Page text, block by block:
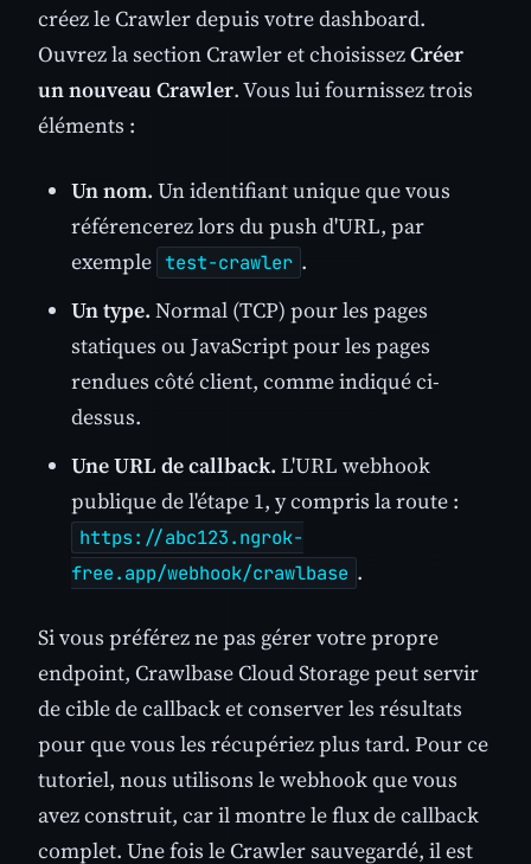
créez le Crawler depuis votre dashboard.
Ouvrez la section Crawler et choisissezCréer
un nouveau Crawler. Vous lui fournissez trois
éléments :
Un nom. Un identifiant unique que vous
référencerez lors du push d'URL, par
exemple test-crawler .
Un type. Normal (TCP) pour les pages
statiques ou JavaScript pour les pages
rendues côté client, comme indiqué ci-
dessus.
Une URL de callback. L'URL webhook
publique de l'étape 1, y compris la route :
https://abc123.ngrok-
free.app/webhook/crawlbase .
Si vous préférez ne pas gérer votre propre
endpoint, Crawlbase Cloud Storage peut servir
de cible de callback et conserver les résultats
pour que vous les récupériez plus tard. Pour ce
tutoriel, nous utilisons le webhook que vous
avez construit, car il montre le flux de callback
complet. Une fois le Crawler sauvegardé, il est